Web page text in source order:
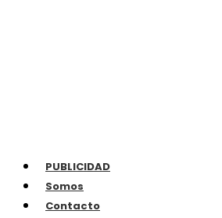
PUBLICIDAD
Somos
Contacto